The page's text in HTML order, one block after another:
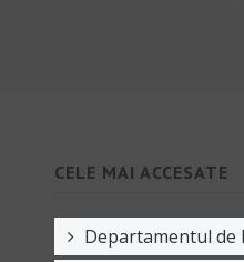
CELE MAI ACCESATE
Departamentul de